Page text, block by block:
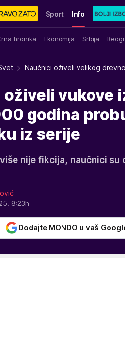
Sport Info
hronika Ekonomija Srbija
Naučnici oživeli velikog
vukove
godina
iz serije
nije fikcija, naučnici su
8:23h
Dodajte MONDO u vaš